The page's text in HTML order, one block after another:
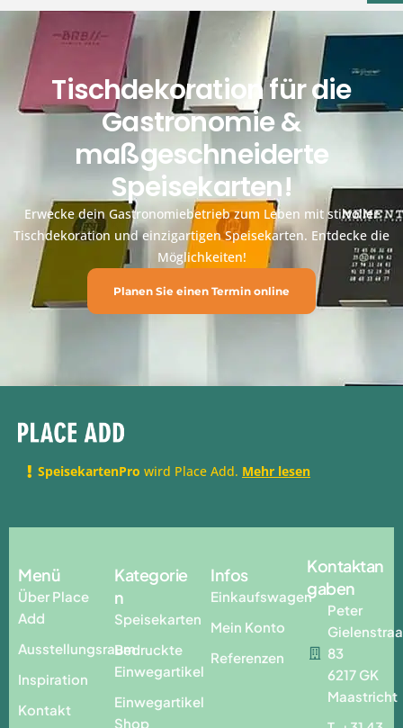
Tischdekoration für die
Gastronomie &
maßgeschneiderte
Speisekarten!
Erwecke dein Gastronomiebetrieb zum Leben mit stilvoller
Tischdekoration und einzigartigen Speisekarten. Entdecke die
Möglichkeiten!
Planen Sie einen Termin online
SpeisekartenPro wird Place Add. Mehr lesen
Menü
Über Place
Add
Ausstellungsraum
Inspiration
Kontakt
Kategorie
n
Speisekarten
Bedruckte
Einwegartikel
Einwegartikel
Shop
Infos
Einkaufswagen
Mein Konto
Referenzen
Kontaktan
gaben
Peter
83
6217 GK
Maastricht